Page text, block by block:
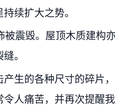
续扩大之势。
被震毁。屋顶木质建构
。
生的各种尺寸的碎片，
人痛苦，并再次提醒我